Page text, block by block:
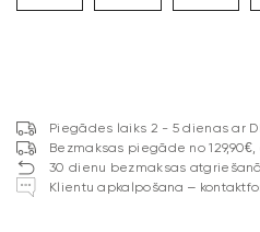
Piegādes laiks 2 - 5 dienas ar
Bezmaksas piegāde no
30 dienu bezmaksas
Klientu apkalpošana –